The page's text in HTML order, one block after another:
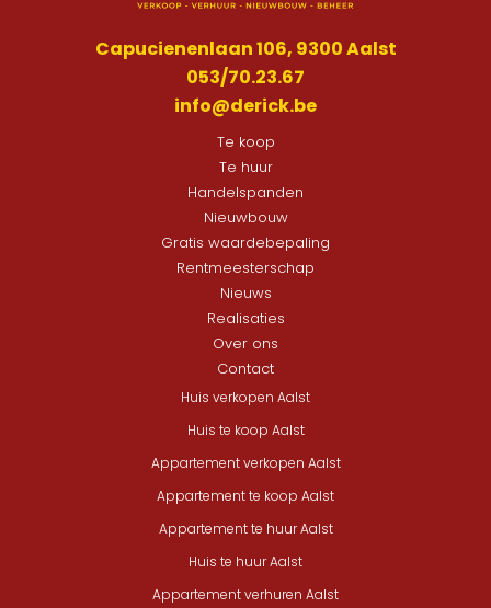
Capucienenlaan 106, 9300 Aalst
053/70.23.67
info@derick.be
Te koop
Te huur
Handelspanden
Nieuwbouw
Gratis waardebepaling
Rentmeesterschap
Nieuws
Realisaties
Over ons
Contact
Huis verkopen Aalst
Huis te koop Aalst
Appartement verkopen Aalst
Appartement te koop Aalst
Appartement te huur Aalst
Huis te huur Aalst
Appartement verhuren Aalst